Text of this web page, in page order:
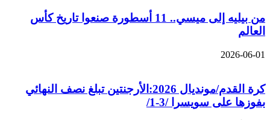
من بيليه إلى ميسي.. 11 أسطورة صنعوا تاريخ كأس
العالم
2026-06-01
كرة القدم/مونديال 2026:الأرجنتين تبلغ نصف النهائي
بفوزها على سويسرا /3-1/